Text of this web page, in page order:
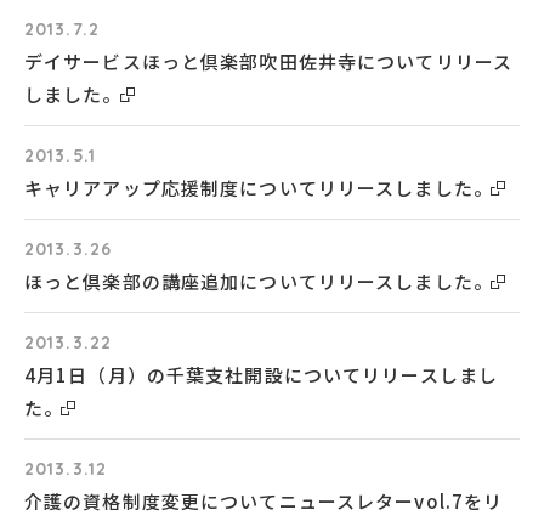
2013.7.2
デイサービスほっと倶楽部吹田佐井寺についてリリース
しました。
2013.5.1
キャリアアップ応援制度についてリリースしました。
2013.3.26
ほっと倶楽部の講座追加についてリリースしました。
2013.3.22
4月1日（月）の千葉支社開設についてリリースしまし
た。
2013.3.12
介護の資格制度変更についてニュースレターvol.7をリ